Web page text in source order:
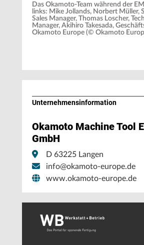
Das Okamoto-Team während der
links: Mike Jollands, Norbert Müller,
Sales Manager, Thomas Loscher,
Manager, Akihiro Takesada,
Okamoto Europe (© Okamoto
Unternehmens­information
Okamoto Machine Tool
GmbH
D 63225 Langen
info@okamoto-europe.de
www.okamoto-europe.de